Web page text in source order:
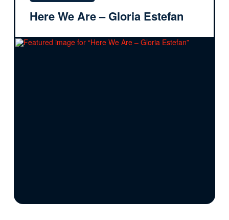
Here We Are – Gloria Estefan